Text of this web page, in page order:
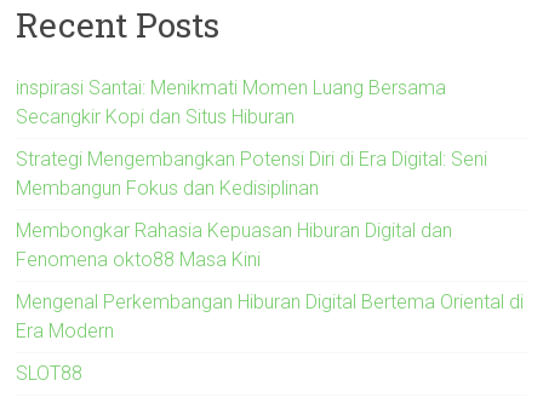
Recent Posts
inspirasi Santai: Menikmati Momen Luang Bersama
Secangkir Kopi dan Situs Hiburan
Strategi Mengembangkan Potensi Diri di Era Digital: Seni
Membangun Fokus dan Kedisiplinan
Membongkar Rahasia Kepuasan Hiburan Digital dan
Fenomena okto88 Masa Kini
Mengenal Perkembangan Hiburan Digital Bertema Oriental di
Era Modern
SLOT88